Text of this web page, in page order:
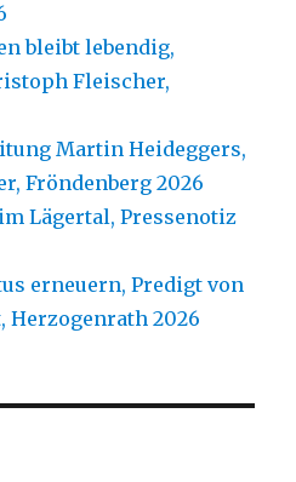
bleibt lebendig,
Fleischer,
Martin Heideggers,
Fröndenberg 2026
Lägertal, Pressenotiz
erneuern, Predigt von
Herzogenrath 2026